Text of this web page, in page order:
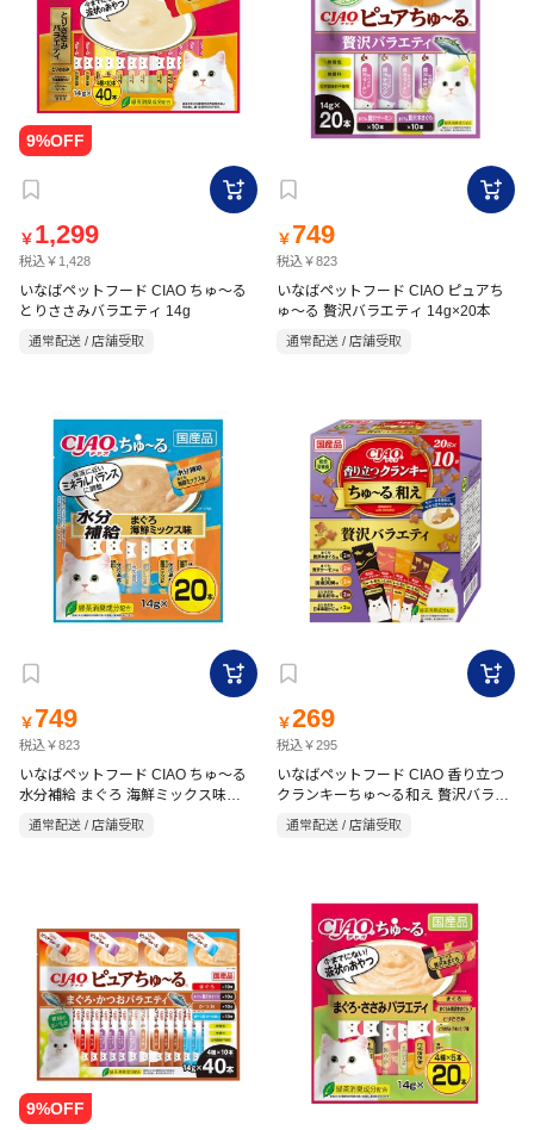
￥ 1,299
税込￥1,428
いなばペットフード CIAO ちゅ～る
とりささみバラエティ 14g
通常配送 / 店舗受取
￥ 749
税込￥823
いなばペットフード CIAO ピュアち
ゅ～る 贅沢バラエティ 14g×20本
通常配送 / 店舗受取
￥ 749
税込￥823
いなばペットフード CIAO ちゅ～る
水分補給 まぐろ 海鮮ミックス味
14g×20本
通常配送 / 店舗受取
￥269
税込￥295
いなばペットフード CIAO 香り立つ
クランキーちゅ～る和え 贅沢バラエ
ティ 20g×10袋
通常配送 / 店舗受取